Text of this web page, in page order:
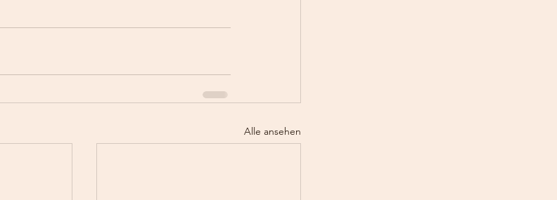
Alle ansehen